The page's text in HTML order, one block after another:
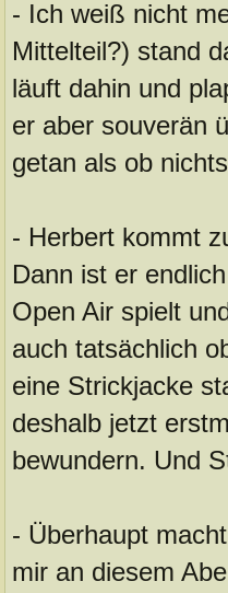
- Ich weiß nicht
Mittelteil?) stand
läuft dahin und
er aber souverän
getan als ob
- Herbert kommt
Dann ist er
Open Air spielt
auch tatsächlich
eine Strickjacke
deshalb jetzt
bewundern. Und
- Überhaupt
mir an diesem